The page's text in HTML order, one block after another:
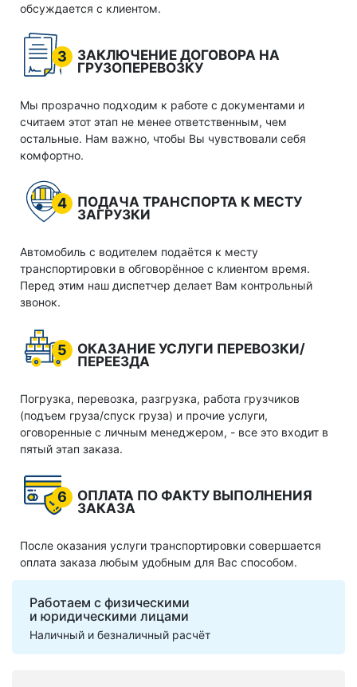
обсуждается с клиентом.
3
ЗАКЛЮЧЕНИЕ ДОГОВОРА НА
ГРУЗОПЕРЕВОЗКУ
Мы прозрачно подходим к работе с документами и
считаем этот этап не менее ответственным, чем
остальные. Нам важно, чтобы Вы чувствовали себя
комфортно.
4
ПОДАЧА ТРАНСПОРТА К МЕСТУ
ЗАГРУЗКИ
Автомобиль с водителем подаётся к месту
транспортировки в обговорённое с клиентом время.
Перед этим наш диспетчер делает Вам контрольный
звонок.
5
ОКАЗАНИЕ УСЛУГИ ПЕРЕВОЗКИ/
ПЕРЕЕЗДА
Погрузка, перевозка, разгрузка, работа грузчиков
(подъем груза/спуск груза) и прочие услуги,
оговоренные с личным менеджером, - все это входит в
пятый этап заказа.
6
ОПЛАТА ПО ФАКТУ ВЫПОЛНЕНИЯ
ЗАКАЗА
После оказания услуги транспортировки совершается
оплата заказа любым удобным для Вас способом.
Работаем с физическими
и юридическими лицами
Наличный и безналичный расчёт